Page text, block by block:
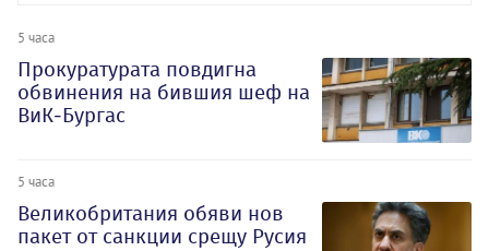
5 часа
Прокуратурата повдигна
обвинения на бившия шеф на
ВиК-Бургас
5 часа
Великобритания обяви нов
пакет от санкции срещу Русия